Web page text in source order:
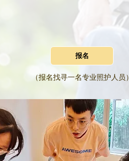
报名
（报名找寻一名专业照护人员）